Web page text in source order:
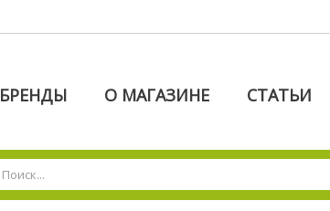
БРЕНДЫ О МАГАЗИНЕ СТАТЬИ